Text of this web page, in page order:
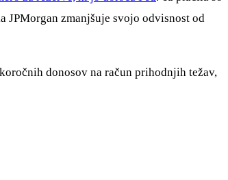
JPMorgan zmanjšuje svojo odvisnost od
donosov na račun prihodnjih težav,